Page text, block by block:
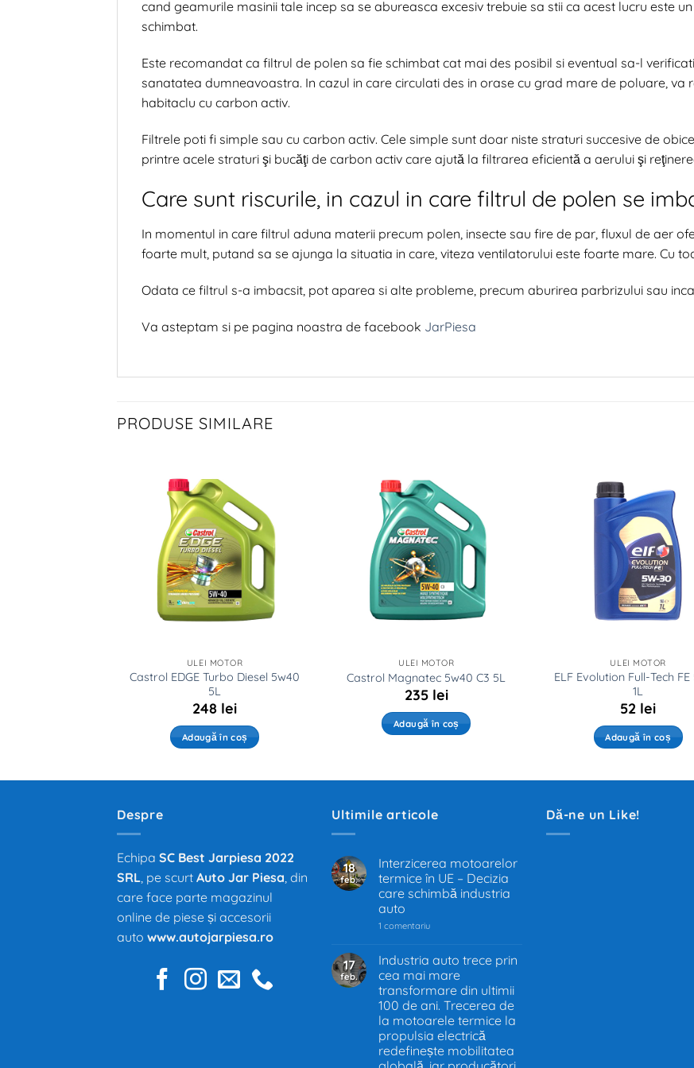
cand geamurile masinii tale incep sa se abureasca excesiv trebuie sa stii ca acest lucru este
schimbat.
Este recomandat ca filtrul de polen sa fie schimbat cat mai des posibil si eventual sa-l
sanatatea dumneavoastra. In cazul in care circulati des in orase cu grad mare de poluare,
habitaclu cu carbon activ.
Filtrele poti fi simple sau cu carbon activ. Cele simple sunt doar niste straturi succesive de
printre acele straturi şi bucăţi de carbon activ care ajută la filtrarea eficientă a aerului şi
Care sunt riscurile, in cazul in care filtrul de polen se
In momentul in care filtrul aduna materii precum polen, insecte sau fire de par, fluxul de aer
foarte mult, putand sa se ajunga la situatia in care, viteza ventilatorului este foarte mare. Cu
Odata ce filtrul s-a imbacsit, pot aparea si alte probleme, precum aburirea parbrizului sau
Va asteptam si pe pagina noastra de facebook JarPiesa
PRODUSE SIMILARE
ULEI MOTOR
Castrol EDGE Turbo Diesel 5w40
5L
248 lei
Adaugă în coș
ULEI MOTOR
Castrol Magnatec 5w40 C3 5L
235 lei
Adaugă în coș
ULEI MOTOR
ELF Evolution Full-Tech
1L
52 lei
Adaugă în coș
Despre
Echipa SC Best Jarpiesa 2022
SRL, pe scurt Auto Jar Piesa, din
care face parte magazinul
online de piese și accesorii
auto www.autojarpiesa.ro
Ultimile articole
18
feb.
Interzicerea motoarelor
termice în UE – Decizia
care schimbă industria
auto
1 comentariula
termice
în
UE
–
Decizia
care
schimbă
industria
auto
17
feb.
Industria auto trece prin
cea mai mare
transformare din ultimii
100 de ani. Trecerea de
la motoarele termice la
propulsia electrică
redefinește mobilitatea
Dă-ne un Like!